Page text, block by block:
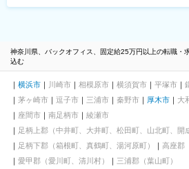
神奈川県、バックオフィス、固定給25万円以上の転職・
込む
横浜市 川崎市 相模原市 横須賀市 平塚市
茅ヶ崎市
逗子市 三浦市 秦野市 厚木市 大
座間市
南足柄市
綾瀬市
足柄上郡（中井町、大井町、松田町、山北町、開
足柄下郡（箱根町、真鶴町、湯河原町）
高座郡
愛甲郡（愛川町、清川村）
三浦郡（葉山町）